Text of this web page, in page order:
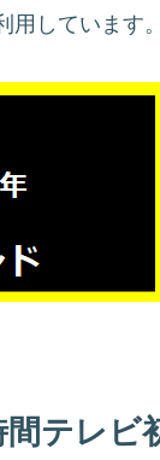
用しています。
テレビ